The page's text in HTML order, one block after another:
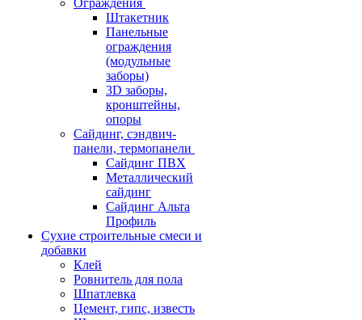
Ограждения
Штакетник
Панельные
ограждения
(модульные
заборы)
3D заборы,
кронштейны,
опоры
Cайдинг, сэндвич-
панели, термопанели
Сайдинг ПВХ
Металлический
сайдинг
Сайдинг Альта
Профиль
Сухие строительные смеси и
добавки
Клей
Ровнитель для пола
Шпатлевка
Цемент, гипс, известь